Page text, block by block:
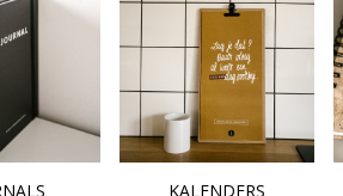
KALENDERS